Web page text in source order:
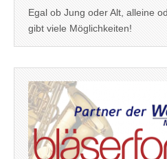
Egal ob Jung oder Alt, alleine
gibt viele Möglichkeiten!